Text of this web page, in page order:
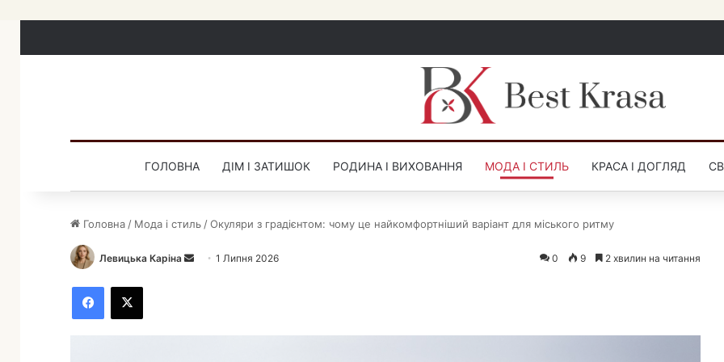
ГОЛОВНА ДІМ І ЗАТИШОК РОДИНА І ВИХОВАННЯ МОДА І СТИЛЬ КРАСА І ДОГЛЯД
Головна / Мода і стиль /Окуляри з градієнтом: чому це найкомфортніший варіант для міського ритму
Левицька Каріна
ш
1 Липня 2026 0 9 2 хвилин на читання